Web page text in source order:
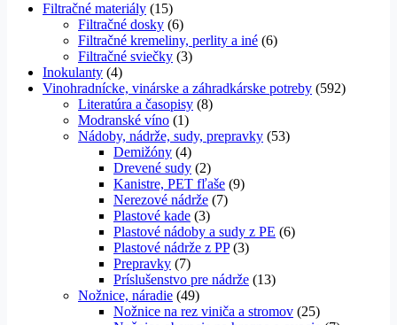
Filtračné materiály (15)
Filtračné dosky (6)
Filtračné kremeliny, perlity a iné (6)
Filtračné sviečky (3)
Inokulanty (4)
Vinohradnícke, vinárske a záhradkárske potreby (592)
Literatúra a časopisy (8)
Modranské víno (1)
Nádoby, nádrže, sudy, prepravky (53)
Demižóny (4)
Drevené sudy (2)
Kanistre, PET fľaše (9)
Nerezové nádrže (7)
Plastové kade (3)
Plastové nádoby a sudy z PE (6)
Plastové nádrže z PP (3)
Prepravky (7)
Príslušenstvo pre nádrže (13)
Nožnice, náradie (49)
Nožnice na rez viniča a stromov (25)